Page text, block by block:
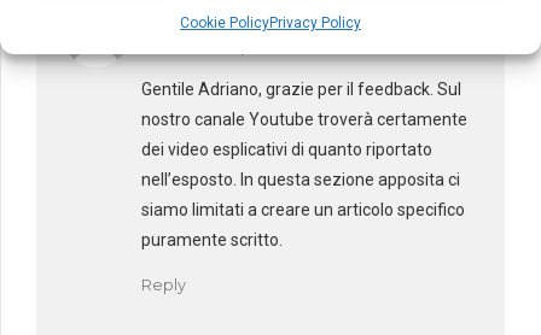
Cookie PolicyPrivacy Policy
Roberta
Gentile Adriano, grazie per il feedback. Sul
nostro canale Youtube troverà certamente
dei video esplicativi di quanto riportato
nell’esposto. In questa sezione apposita ci
siamo limitati a creare un articolo specifico
puramente scritto.
Reply